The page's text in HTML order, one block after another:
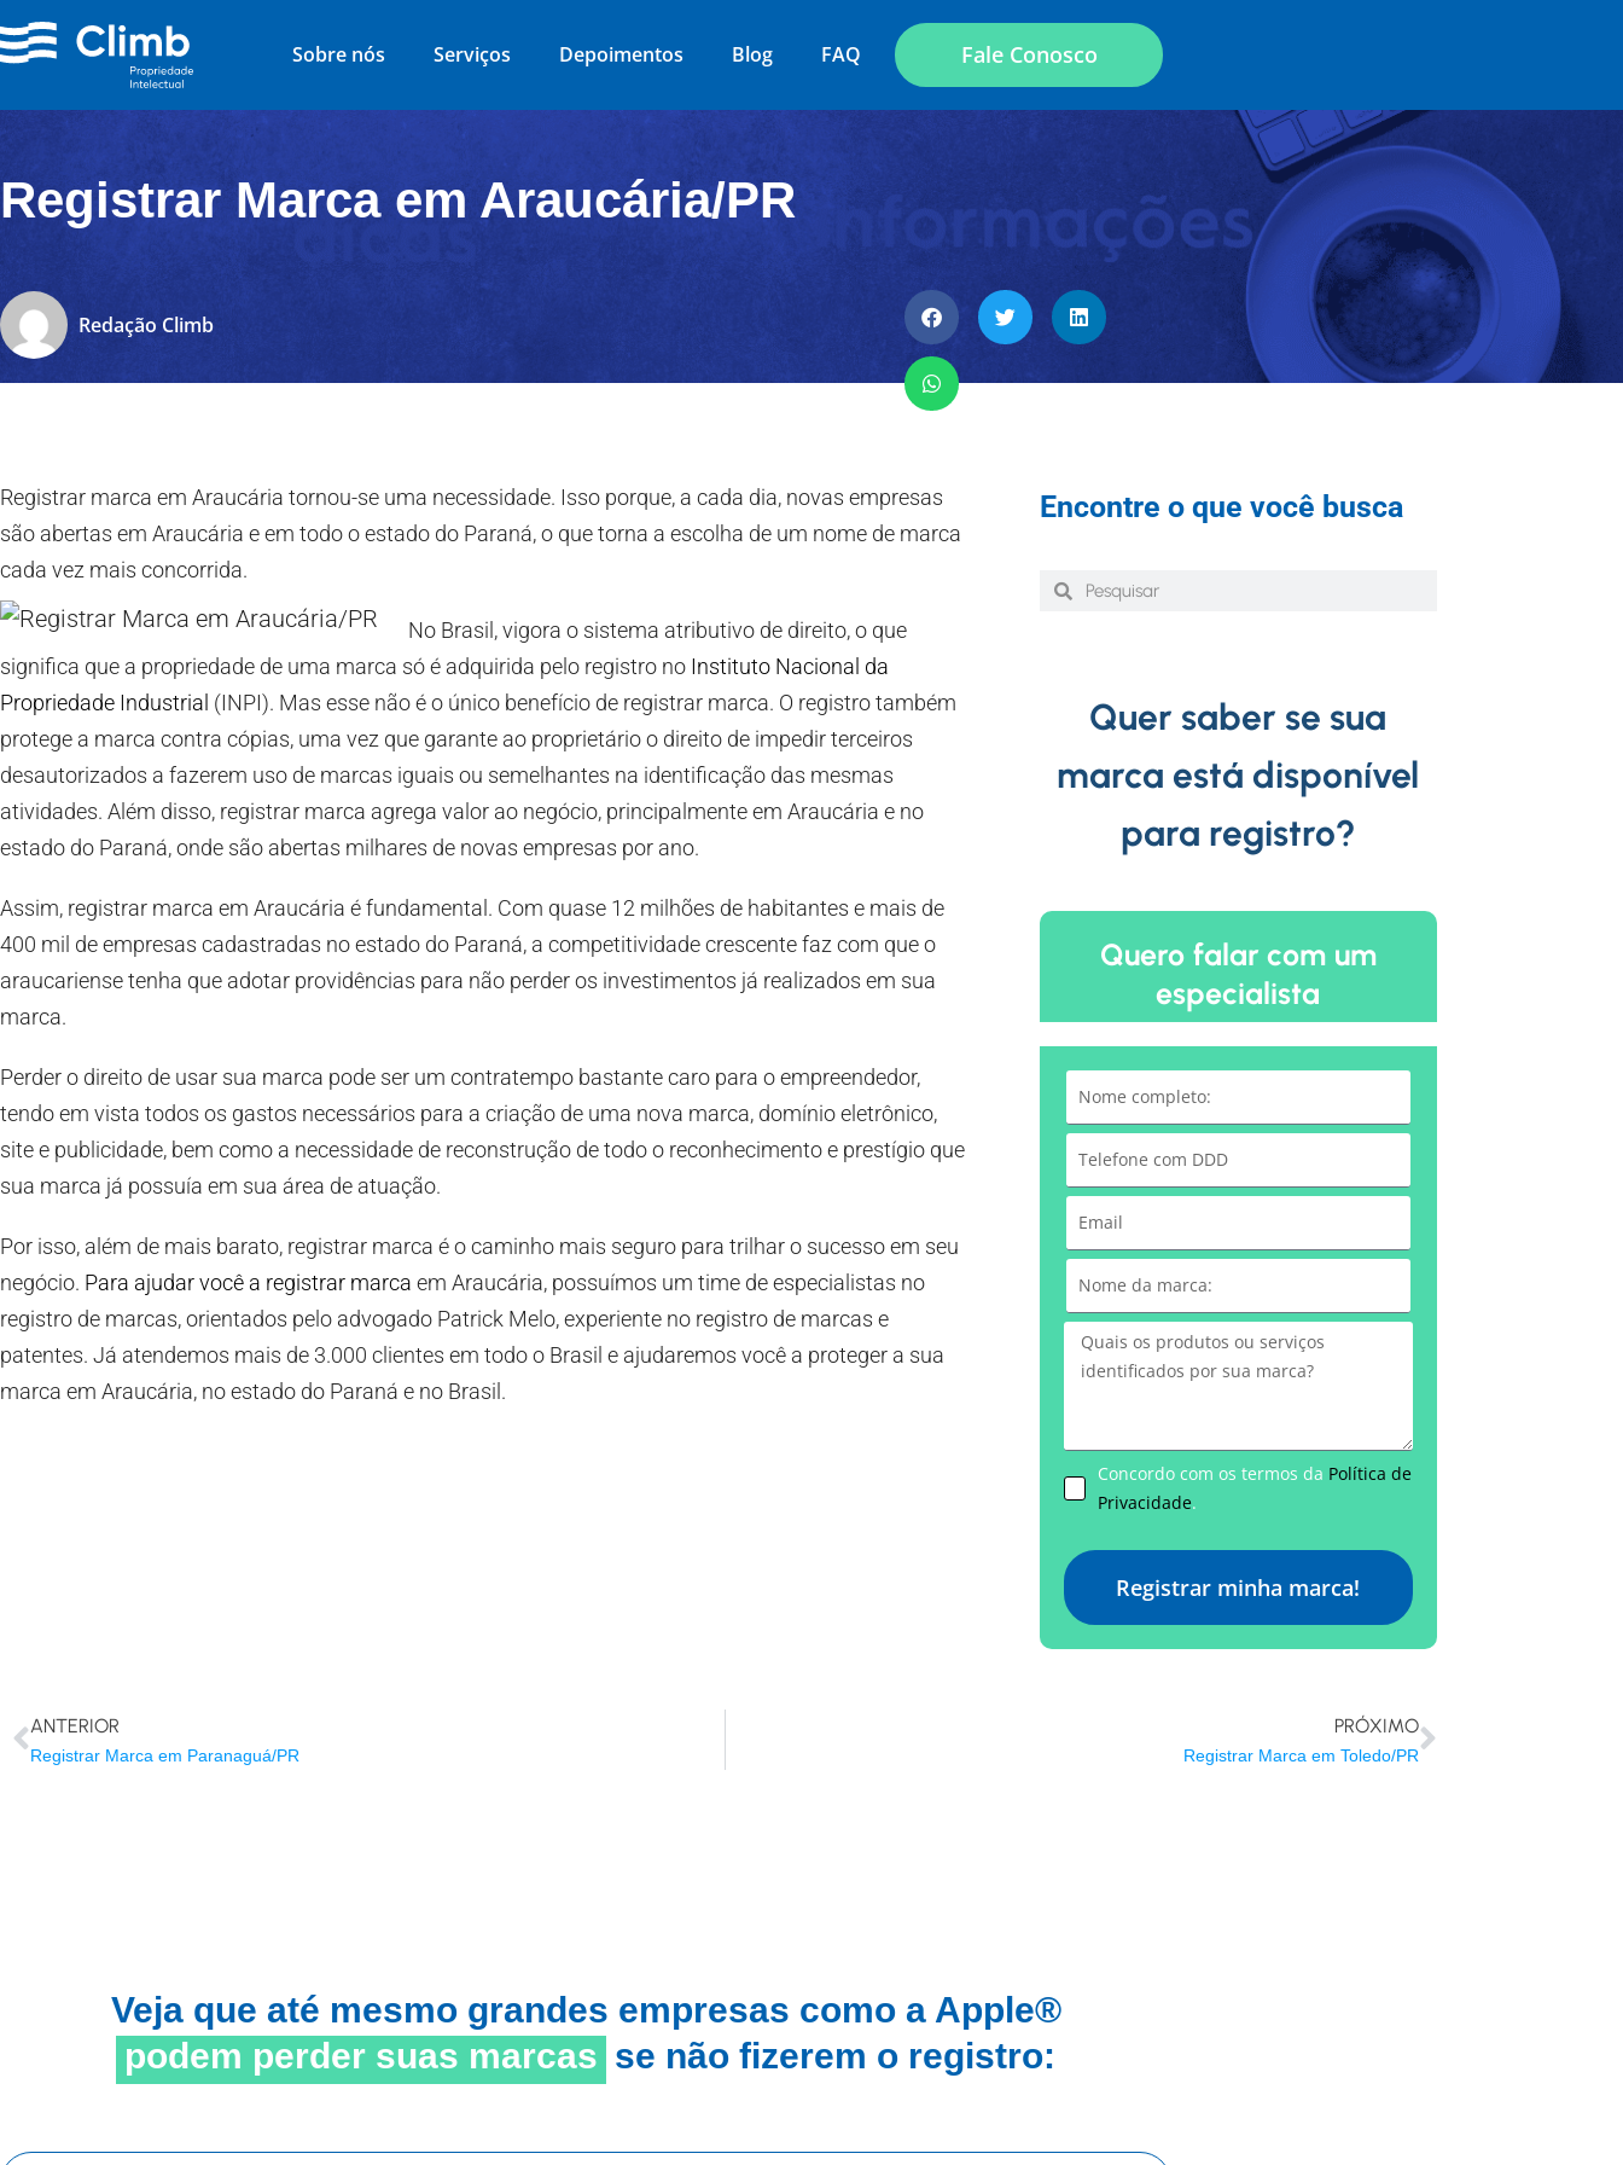
Sobre nós Serviços Depoimentos Blog FAQ Fale Conosco
Registrar Marca em Araucária/PR
Redação Climb
Registrar marca em Araucária tornou-se uma necessidade. Isso porque, a cada dia, novas empresas
são abertas em Araucária e em todo o estado do Paraná, o que torna a escolha de um nome de marca
cada vez mais concorrida.
No Brasil, vigora o sistema atributivo de direito, o que
significa que a propriedade de uma marca só é adquirida pelo registro no Instituto Nacional da
Propriedade Industrial (INPI). Mas esse não é o único benefício de registrar marca. O registro também
protege a marca contra cópias, uma vez que garante ao proprietário o direito de impedir terceiros
desautorizados a fazerem uso de marcas iguais ou semelhantes na identificação das mesmas
atividades. Além disso, registrar marca agrega valor ao negócio, principalmente em Araucária e no
estado do Paraná, onde são abertas milhares de novas empresas por ano.
Assim, registrar marca em Araucária é fundamental. Com quase 12 milhões de habitantes e mais de
400 mil de empresas cadastradas no estado do Paraná, a competitividade crescente faz com que o
araucariense tenha que adotar providências para não perder os investimentos já realizados em sua
marca.
Perder o direito de usar sua marca pode ser um contratempo bastante caro para o empreendedor,
tendo em vista todos os gastos necessários para a criação de uma nova marca, domínio eletrônico,
site e publicidade, bem como a necessidade de reconstrução de todo o reconhecimento e prestígio que
sua marca já possuía em sua área de atuação.
Por isso, além de mais barato, registrar marca é o caminho mais seguro para trilhar o sucesso em seu
negócio. Para ajudar você a registrar marca em Araucária, possuímos um time de especialistas no
registro de marcas, orientados pelo advogado Patrick Melo, experiente no registro de marcas e
patentes. Já atendemos mais de 3.000 clientes em todo o Brasil e ajudaremos você a proteger a sua
marca em Araucária, no estado do Paraná e no Brasil.
Encontre o que você busca
Quer saber se sua
marca está disponível
para registro?
Quero falar com um
especialista
Concordo com os termos da Política de
Privacidade.
Registrar minha marca!
ANTERIOR
Registrar Marca em Paranaguá/PR
PRÓXIMO
Registrar Marca em Toledo/PR
Veja que até mesmo grandes empresas como a Apple®
podem perder suas marcas se não fizerem o registro: